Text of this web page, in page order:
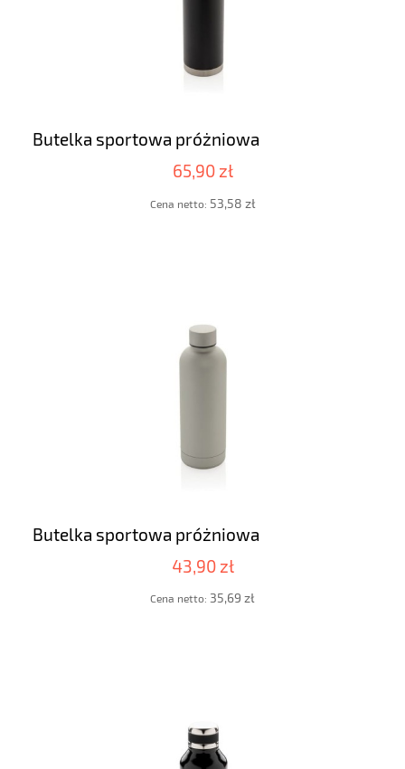
Butelka sportowa próżniowa
65,90 zł
Cena netto: 53,58 zł
Butelka sportowa próżniowa
43,90 zł
Cena netto: 35,69 zł